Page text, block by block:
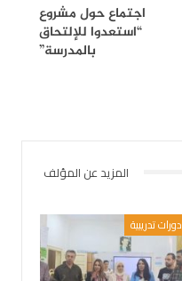
اجتماع حول مشروع
“استعدوا للإلتحاق
بالمدرسة”
المزيد عن المؤلف
دورات تدريبية